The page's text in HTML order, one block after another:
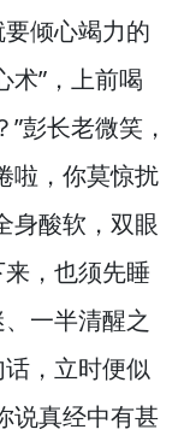
要倾心竭力的
”， 上前喝
”彭长老微笑，
啦， 你莫惊扰
身酸软， 双眼
， 也须先睡
一半清醒之
， 立时便似
说真经中有甚